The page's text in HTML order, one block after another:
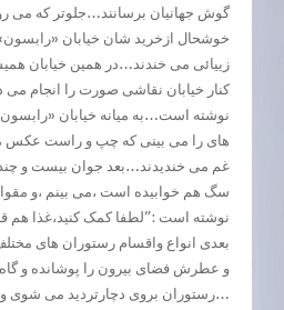
گوش جهانیان برسانند…جلوتر که می
خوشحال ازخرید شان خیابان
زییائی می خندند…در همین خیابان
کنار خیابان نقاشی صورت را انجام می
نوشته است…به میانه خیابان
های را می بینی که چپ و راست عکس
غم می خندیدند…بعد جوان بیست و
سگ هم خوابیده است ،می بینم ،و
نوشته است :”لطفا کمک کنید،غذا هم
بعدی انواع واقسام رستوران های
و عطرش فضای بیرون را پوشانده و گاه
رستوران بروی دچارتردید می شوی و…